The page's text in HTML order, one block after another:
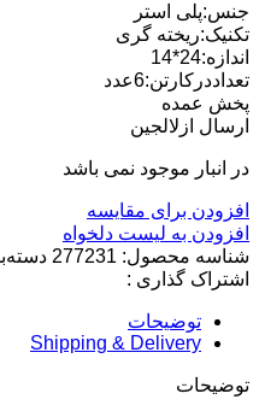
جنس:پلی استر
تکنیک:ریخته گری
اندازه:24*14
تعداددرکارتن:6عدد
پخش عمده
ارسال ازلالجین
در انبار موجود نمی باشد
افزودن برای مقایسه
افزودن به لیست دلخواه
شناسه محصول: 277231
اشتراک گذاری :
توضیحات
Shipping & Delivery
توضیحات